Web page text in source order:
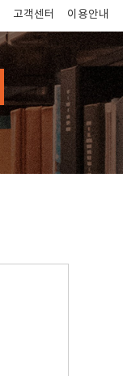
고객센터 이용안내